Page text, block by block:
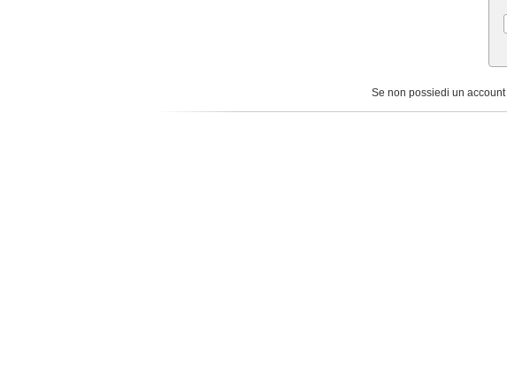
Se non possiedi un account